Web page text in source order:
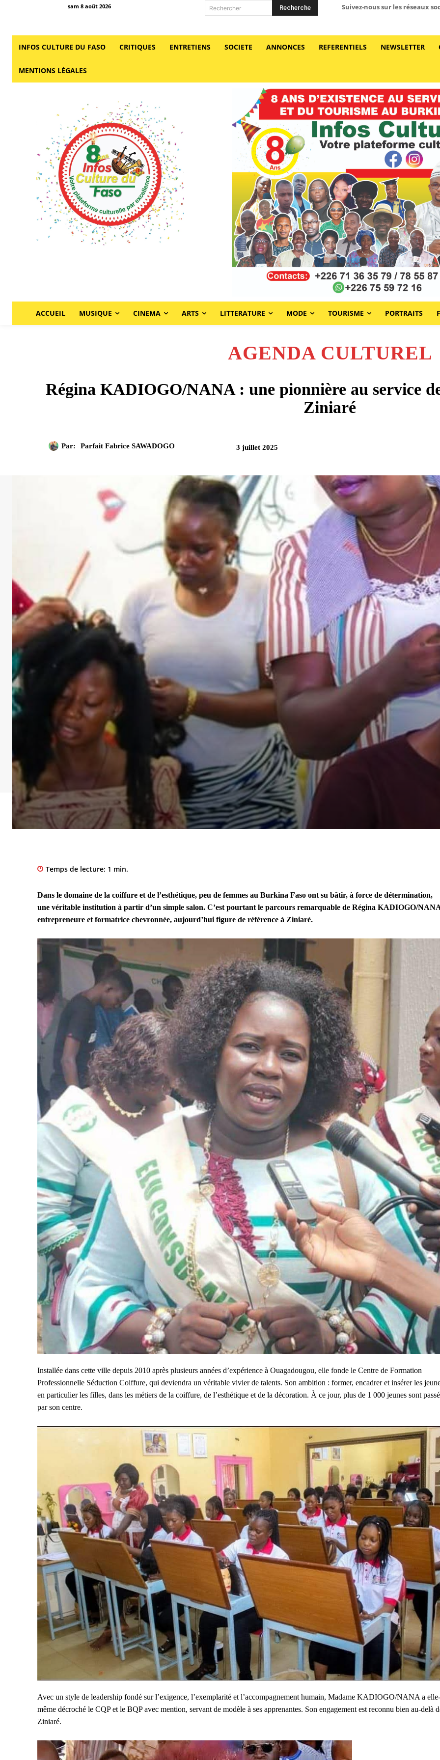
sam 8 août 2026 Rechercher Recherche Suivez-nous sur les réseaux
INFOS CULTURE DU FASO CRITIQUES ENTRETIENS SOCIETE ANNONCES REFERENTIELS NEWSLETTER
MENTIONS LÉGALES
ACCUEIL MUSIQUE CINEMA ARTS LITTERATURE MODE TOURISME PORTRAITS
AGENDA CULTUREL
Régina KADIOGO/NANA : une pionnière au service
Ziniaré
Par: Parfait Fabrice SAWADOGO 3 juillet 2025
Temps de lecture: 1 min.
Dans le domaine de la coiffure et de l’esthétique, peu de femmes au Burkina Faso ont su bâtir, à force de détermination,
une véritable institution à partir d’un simple salon. C’est pourtant le parcours remarquable de Régina KADIOGO/
entrepreneure et formatrice chevronnée, aujourd’hui figure de référence à Ziniaré.
Installée dans cette ville depuis 2010 après plusieurs années d’expérience à Ouagadougou, elle fonde le Centre de Formation
Professionnelle Séduction Coiffure, qui deviendra un véritable vivier de talents. Son ambition : former, encadrer et insérer les
en particulier les filles, dans les métiers de la coiffure, de l’esthétique et de la décoration. À ce jour, plus de 1 000 jeunes sont
par son centre.
Avec un style de leadership fondé sur l’exigence, l’exemplarité et l’accompagnement humain, Madame KADIOGO/NANA a elle-
même décroché le CQP et le BQP avec mention, servant de modèle à ses apprenantes. Son engagement est reconnu bien au-delà
Ziniaré.